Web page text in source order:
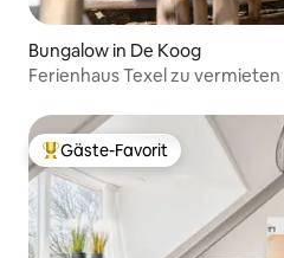
Bungalow in De Koog
Ferienhaus Texel zu
Beliebter Gäste-Favorit.
Gäste-Favorit